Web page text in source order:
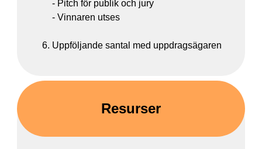
- Pitch för publik och jury
- Vinnaren utses
Uppföljande santal med uppdragsägaren
Resurser